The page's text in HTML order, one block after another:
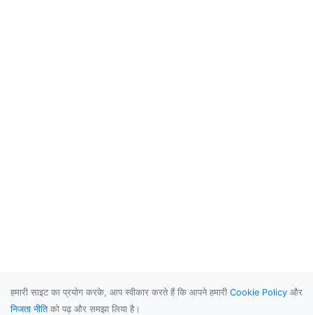
हमारी साइट का प्रयोग करके, आप स्वीकार करते हैं कि आपने हमारी Cookie Policy और
निजता नीतिको पढ़ और समझा लिया है।